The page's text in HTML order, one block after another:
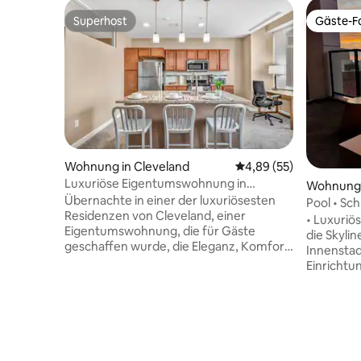
Superhost
Superhost
Wohnung in Cleveland Durchschnittliche
4,89 (55)
Luxuriöse Eigentumswohnung in
Hochhaus in fantastischer Lage |
Fitnessraum
Übernachte in einer der luxuriösesten
Residenzen von Cleveland, einer
Eigentumswohnung, die für Gäste
geschaffen wurde, die Eleganz, Komfort
Gäste-
Gäste-
Pool •
Stadien
•
die